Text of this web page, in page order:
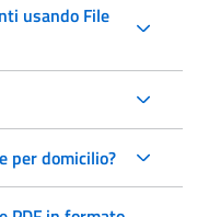
usando File
per domicilio?